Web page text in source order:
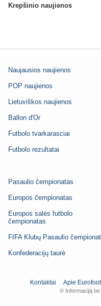
Krepšinio naujienos
Naujausios naujienos
POP naujienos
Lietuviškos naujienos
Ballon d'Or
Futbolo tvarkarasciai
Futbolo rezultatai
Pasaulio čempionatas
Europos čempionatas
Europos salės futbolo
čempionatas
FIFA Klubų Pasaulio
Konfederacijų taurė
Kontaktai Apie
© Informaciją be